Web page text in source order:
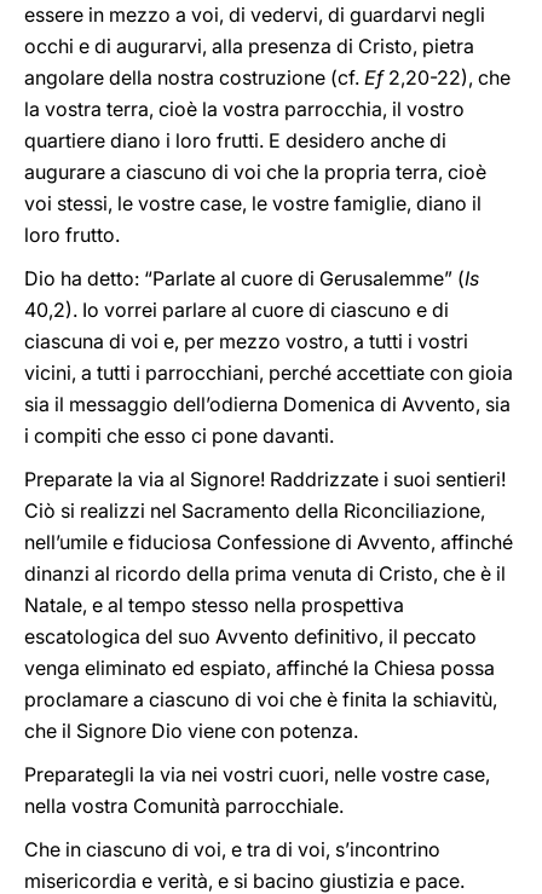
essere in mezzo a voi, di vedervi, di guardarvi negli
occhi e di augurarvi, alla presenza di Cristo, pietra
angolare della nostra costruzione (cf. Ef2,20-22), che
la vostra terra, cioè la vostra parrocchia, il vostro
quartiere diano i loro frutti. E desidero anche di
augurare a ciascuno di voi che la propria terra, cioè
voi stessi, le vostre case, le vostre famiglie, diano il
loro frutto.
Dio ha detto: “Parlate al cuore di Gerusalemme” (Is
40,2). Io vorrei parlare al cuore di ciascuno e di
ciascuna di voi e, per mezzo vostro, a tutti i vostri
vicini, a tutti i parrocchiani, perché accettiate con gioia
sia il messaggio dell’odierna Domenica di Avvento, sia
i compiti che esso ci pone davanti.
Preparate la via al Signore! Raddrizzate i suoi sentieri!
Ciò si realizzi nel Sacramento della Riconciliazione,
nell’umile e fiduciosa Confessione di Avvento, affinché
dinanzi al ricordo della prima venuta di Cristo, che è il
Natale, e al tempo stesso nella prospettiva
escatologica del suo Avvento definitivo, il peccato
venga eliminato ed espiato, affinché la Chiesa possa
proclamare a ciascuno di voi che è finita la schiavitù,
che il Signore Dio viene con potenza.
Preparategli la via nei vostri cuori, nelle vostre case,
nella vostra Comunità parrocchiale.
Che in ciascuno di voi, e tra di voi, s’incontrino
misericordia e verità, e si bacino giustizia e pace.